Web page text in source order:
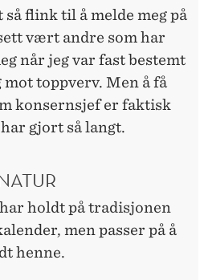
flink til å melde meg på
vært andre som har
når jeg var fast bestemt
mot toppverv. Men å få
konsernsjef er faktisk
gjort så langt.
holdt på tradisjonen
men passer på å
henne.